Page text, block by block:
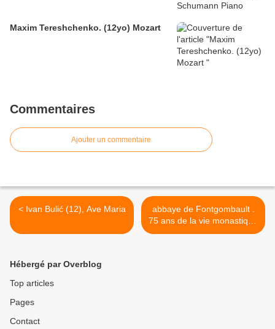
Maxim Tereshchenko. (12yo) Mozart
Commentaires
Ajouter un commentaire
< Ivan Bulić (12), Ave Maria
abbaye de Fontgombault .
75 ans de la vie monastique
. 22 Avril 2023 >
Hébergé par Overblog
Top articles
Pages
Contact